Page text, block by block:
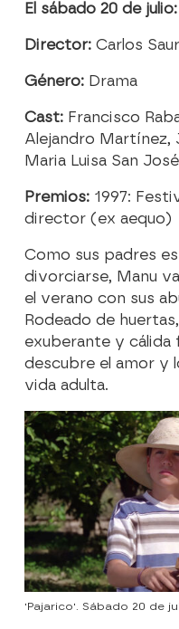
El sábado 20 de
Director:Carlos
Género: Drama
Cast: Francisco
Alejandro Martínez,
Maria Luisa San
Premios: 1997:
director (ex aequo)
Como sus padres
divorciarse, Manu
el verano con sus
Rodeado de
exuberante y cálida
descubre el amor y
vida adulta.
'Pajarico'. Sábado 20 de